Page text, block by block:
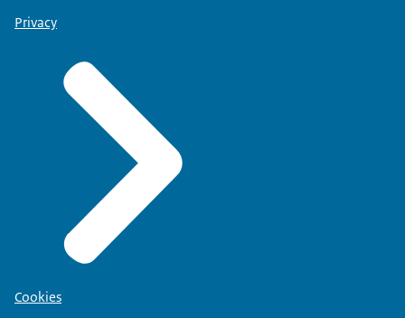
Privacy
Cookies